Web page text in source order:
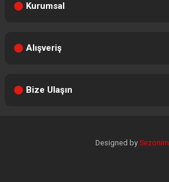
Kurumsal
Alışveriş
Bize Ulaşın
Designed by Sezonim